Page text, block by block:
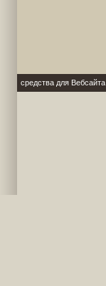
средства для Вебсайта